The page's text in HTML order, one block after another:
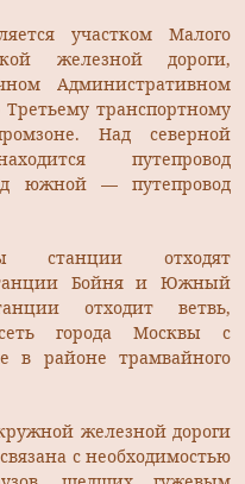
участком Малого
железной дороги,
Административном
транспортному
Над северной
путепровод
южной — путепровод
станции отходят
Бойня и Южный
отходит ветвь,
города Москвы с
в районе трамвайного
железной дороги
с необходимостью